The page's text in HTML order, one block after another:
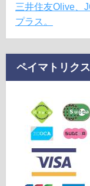
三井住友Olive、
プラス。
ペイマトリクス